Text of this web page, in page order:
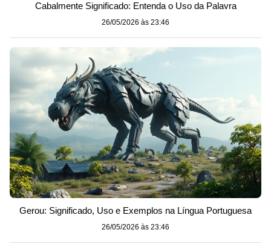
Cabalmente Significado: Entenda o Uso da Palavra
26/05/2026 às 23:46
Gerou: Significado, Uso e Exemplos na Língua Portuguesa
26/05/2026 às 23:46